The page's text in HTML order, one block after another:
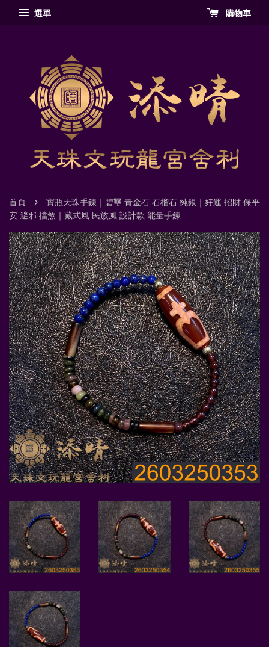
選單 購物車
首頁 ›
寶瓶天珠手鍊｜碧璽 青金石 石榴石 純銀｜好運 招財 保平
安 避邪 擋煞｜藏式風 民族風 設計款 能量手鍊